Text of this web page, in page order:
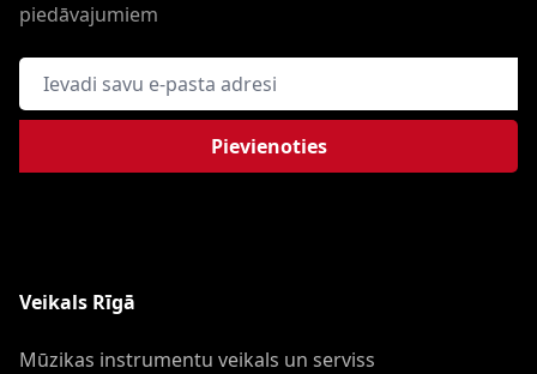
piedāvajumiem
E-pasta adrese
Pievienoties
Veikals Rīgā
Mūzikas instrumentu veikals un serviss